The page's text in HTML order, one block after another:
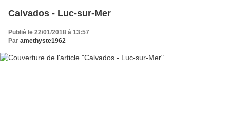
Calvados - Luc-sur-Mer
Publié le 22/01/2018 à 13:57
Par amethyste1962